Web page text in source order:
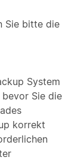
Sie bitte die
System
Sie die
korrekt